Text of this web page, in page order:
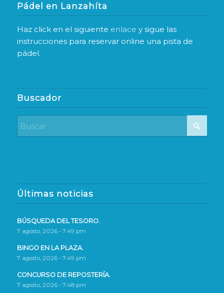
Pádel en Lanzahíta
Haz click en el siguiente enlace y sigue las
instrucciones para reservar online una pista de
pádel.
Buscador
Últimas noticias
BÚSQUEDA DEL TESORO.
7 agosto, 2026 - 7:49 pm
BINGO EN LA PLAZA.
7 agosto, 2026 - 7:49 pm
CONCURSO DE REPOSTERÍA.
7 agosto, 2026 - 7:48 pm